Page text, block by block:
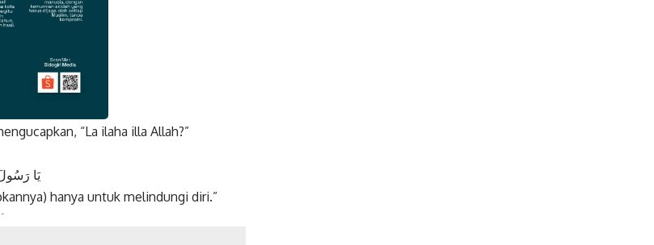
“La ilaha illa Allah?”
يَا
hanya untuk melindungi diri.”